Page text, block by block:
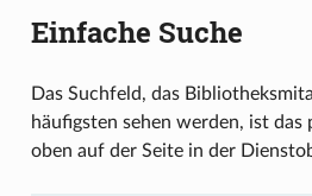
Einfache Suche
Das Suchfeld, das
häufigsten sehen werden, ist das
oben auf der Seite in der